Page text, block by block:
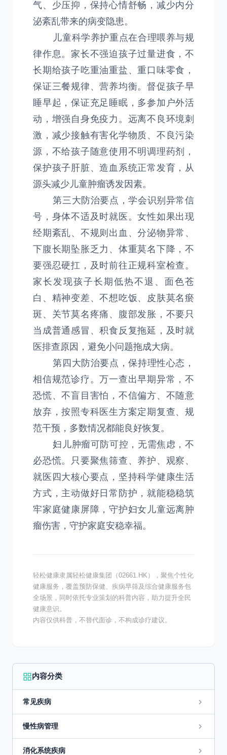
气、少压抑，保持心情舒畅，减少内分
泌紊乱带来的病变隐患。
儿童科学养护重点在合理喂养与规
律作息。家长不强迫孩子过量进食，不
长期给孩子吃重油重盐、重口味零食，
保证三餐规律、营养均衡。督促孩子早
睡早起，保证充足睡眠，多参加户外活
动，增强自身免疫力。远离不良环境刺
激，减少接触有害化学物质、不良污染
源，不给孩子随意使用不明调理药剂，
保护孩子肝脏、造血系统正常发育，从
源头减少儿童肿瘤诱发因素。
第三大防治要点，学会识别异常信
号，身体不适及时就医。女性如果出现
经期紊乱、不规则出血、分泌物异常、
下腹长期坠胀乏力、体重莫名下降，不
要强忍硬扛，及时前往正规科室检查。
家长发现孩子长期低热不退、面色苍
白、精神变差、不想吃饭、皮肤莫名瘀
斑、关节莫名疼痛、腹部发胀，不要只
当成普通感冒、积食反复拖延，及时就
医排查原因，避免小问题拖成大病。
第四大防治要点，保持理性心态，
相信规范诊疗。万一查出早期异常，不
恐慌、不盲目害怕，不信偏方、不随意
放弃，按照专科医生方案定期复查、规
范干预，多数情况都能良好恢复。
妇儿肿瘤可防可控，无需焦虑，不
必恐慌。只要聚焦筛查、养护、观察、
就医四大核心要点，坚持科学健康生活
方式，主动做好日常防护，就能稳稳筑
牢家庭健康屏障，守护妇女儿童远离肿
瘤伤害，守护家庭安稳幸福。
轻松健康隶属轻松健康集团（02661.HK），聚焦个性化
健康服务，覆盖预防保健、疾病早筛及综合健康服务包
全场景，同时依托专业策划的科普内容，助力提升全民
健康意识。
内容仅供科普，不替代面诊，不构成诊疗建议。
内容分类
常见疾病
慢性病管理
消化系统疾病